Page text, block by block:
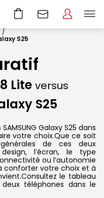
S25
Lite versus
S25
Galaxy S25 dans
votre choix.Que ce soit
de ces deux
l’écran, le type
ou l’autonomie
conforter votre choix et à
le tableau
téléphones dans le